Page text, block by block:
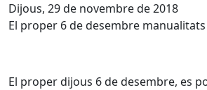
Dijous, 29 de novembre de 2018
El proper 6 de desembre
El proper dijous 6 de desembre, es